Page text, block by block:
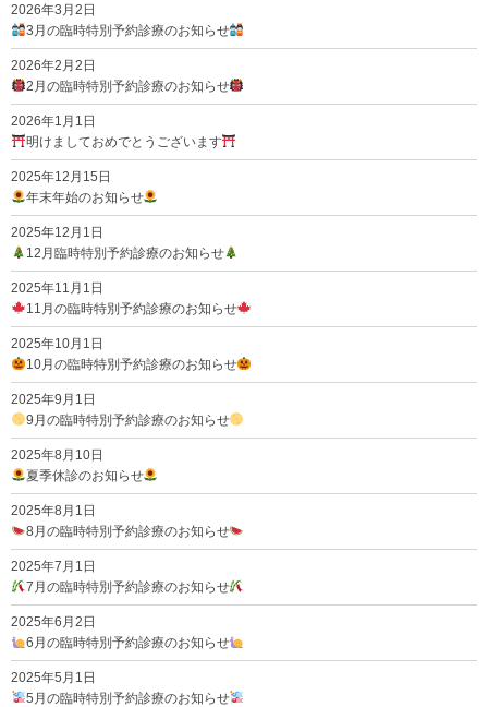
2026年3月2日
3月の臨時特別予約診療のお知らせ
2026年2月2日
2月の臨時特別予約診療のお知らせ
2026年1月1日
明けましておめでとうございます
2025年12月15日
年末年始のお知らせ
2025年12月1日
12月臨時特別予約診療のお知らせ
2025年11月1日
11月の臨時特別予約診療のお知らせ
2025年10月1日
10月の臨時特別予約診療のお知らせ
2025年9月1日
9月の臨時特別予約診療のお知らせ
2025年8月10日
夏季休診のお知らせ
2025年8月1日
8月の臨時特別予約診療のお知らせ
2025年7月1日
7月の臨時特別予約診療のお知らせ
2025年6月2日
6月の臨時特別予約診療のお知らせ
2025年5月1日
5月の臨時特別予約診療のお知らせ